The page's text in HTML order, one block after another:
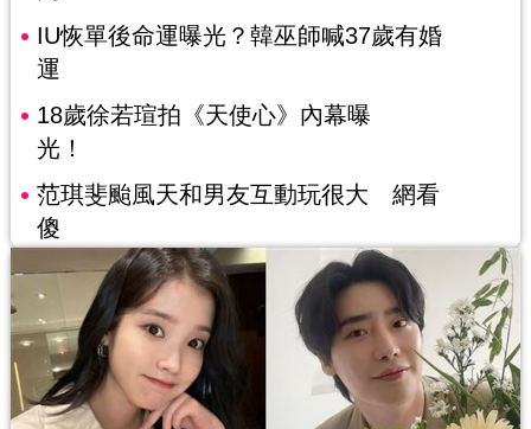
IU恢單後命運曝光？韓巫師喊37歲有婚
運
18歲徐若瑄拍《天使心》內幕曝
光！
范琪斐颱風天和男友互動玩很大 網看
傻